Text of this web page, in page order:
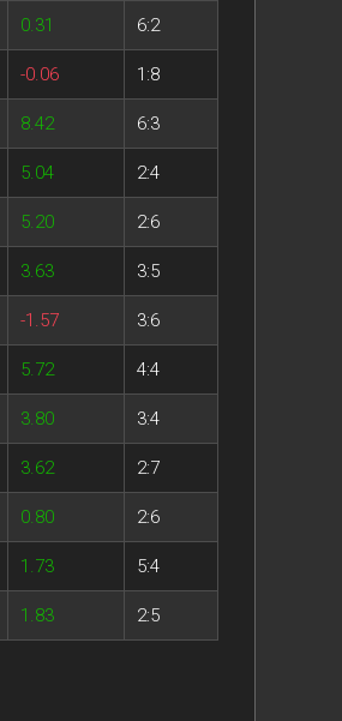
0.31 6:2
-0.06 1:8
8.42 6:3
5.04 2:4
5.20 2:6
3.63 3:5
-1.57 3:6
5.72 4:4
3.80 3:4
3.62 2:7
0.80 2:6
1.73 5:4
1.83 2:5